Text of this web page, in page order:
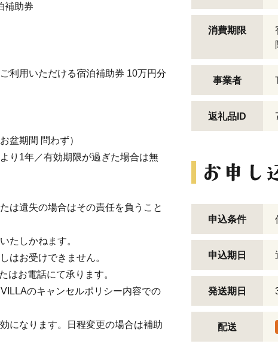
補助券
利用いただける宿泊補助券 10万円分
間 問わず）
り1年／有効期限が過ぎた場合は無
は遺失の場合はその責任を負うこと
たしかねます。
はお受けできません。
お電話にて承ります。
のキャンセルポリシー内容での
になります。日程変更の場合は補助
消費期限
事業者
返礼品ID
申込条件
申込期日
発送期日
配送